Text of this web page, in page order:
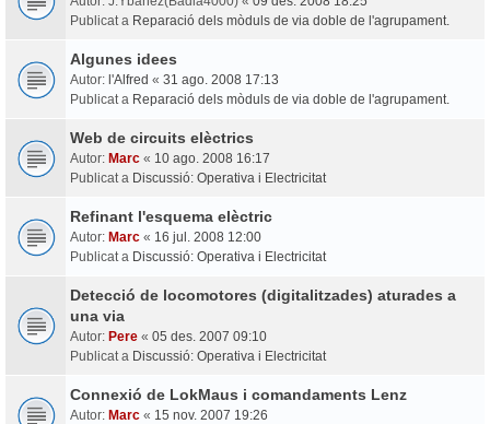
Publicat a Reparació dels mòduls de via doble de l'agrupament.
Algunes idees
Autor: l'Alfred « 31 ago. 2008 17:13
Publicat a Reparació dels mòduls de via doble de l'agrupament.
Web de circuits elèctrics
Autor: Marc « 10 ago. 2008 16:17
Publicat a Discussió: Operativa i Electricitat
Refinant l'esquema elèctric
Autor: Marc « 16 jul. 2008 12:00
Publicat a Discussió: Operativa i Electricitat
Detecció de locomotores (digitalitzades) aturades a
una via
Autor: Pere « 05 des. 2007 09:10
Publicat a Discussió: Operativa i Electricitat
Connexió de LokMaus i comandaments Lenz
Autor: Marc « 15 nov. 2007 19:26